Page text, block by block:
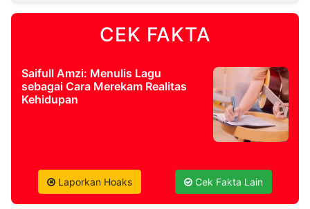
CEK FAKTA
Saifull Amzi: Menulis Lagu
sebagai Cara Merekam Realitas
Kehidupan
Laporkan Hoaks Cek Fakta Lain